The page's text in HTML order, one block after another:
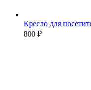
Кресло для
800 ₽